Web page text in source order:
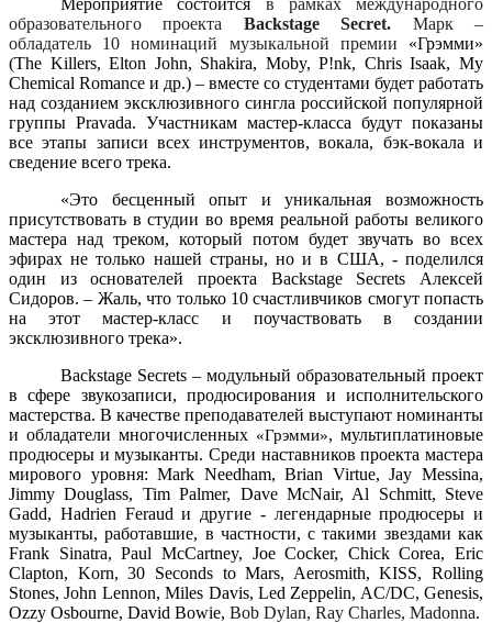
образовательного проекта Backstage Secret. Марк –
обладатель 10 номинаций музыкальной премии «Грэмми»
(The Killers, Elton John, Shakira, Moby, P!nk, Chris Isaak, My
Chemical Romance и др.) – вместе со студентами будет работать
над созданием эксклюзивного сингла российской популярной
группы Pravada. Участникам мастер-класса будут показаны
все этапы записи всех инструментов, вокала, бэк-вокала и
сведение всего трека.
«Это бесценный опыт и уникальная возможность
присутствовать в студии во время реальной работы великого
мастера над треком, который потом будет звучать во всех
эфирах не только нашей страны, но и в США, - поделился
один из основателей проекта Backstage Secrets Алексей
Сидоров. – Жаль, что только 10 счастливчиков смогут попасть
на этот мастер-класс и поучаствовать в создании
эксклюзивного трека».
Backstage Secrets – модульный образовательный проект
в сфере звукозаписи, продюсирования и исполнительского
мастерства. В качестве преподавателей выступают номинанты
и обладатели многочисленных «Грэмми», мультиплатиновые
продюсеры и музыканты. Среди наставников проекта мастера
мирового уровня: Mark Needham, Brian Virtue, Jay Messina,
Jimmy Douglass, Tim Palmer, Dave McNair, Al Schmitt, Steve
Gadd, Hadrien Feraud и другие - легендарные продюсеры и
музыканты, работавшие, в частности, с такими звездами как
Frank Sinatra, Paul McCartney, Joe Cocker, Chick Corea, Eric
Clapton, Korn, 30 Seconds to Mars, Aerosmith, KISS, Rolling
Stones, John Lennon, Miles Davis, Led Zeppelin, AC/DC, Genesis,
Ozzy Osbourne, David Bowie, Bob Dylan, Ray Charles, Madonna.